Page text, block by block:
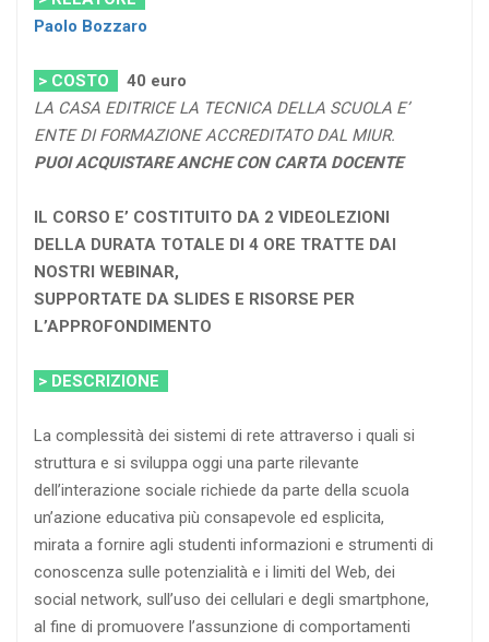
Paolo Bozzaro
> COSTO
40 euro
LA CASA EDITRICE LA TECNICA DELLA SCUOLA E’
ENTE DI FORMAZIONE ACCREDITATO DAL MIUR.
PUOI ACQUISTARE ANCHE CON CARTA DOCENTE
IL CORSO E’ COSTITUITO DA 2 VIDEOLEZIONI
DELLA DURATA TOTALE DI 4 ORE TRATTE DAI
NOSTRI WEBINAR,
SUPPORTATE DA SLIDES E RISORSE PER
L’APPROFONDIMENTO
> DESCRIZIONE
La complessità dei sistemi di rete attraverso i quali si
struttura e si sviluppa oggi una parte rilevante
dell’interazione sociale richiede da parte della scuola
un’azione educativa più consapevole ed esplicita,
mirata a fornire agli studenti informazioni e strumenti di
conoscenza sulle potenzialità e i limiti del Web, dei
social network, sull’uso dei cellulari e degli smartphone,
al fine di promuovere l’assunzione di comportamenti